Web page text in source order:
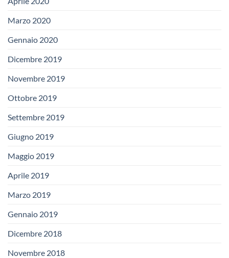
Marzo 2020
Gennaio 2020
Dicembre 2019
Novembre 2019
Ottobre 2019
Settembre 2019
Giugno 2019
Maggio 2019
Aprile 2019
Marzo 2019
Gennaio 2019
Dicembre 2018
Novembre 2018